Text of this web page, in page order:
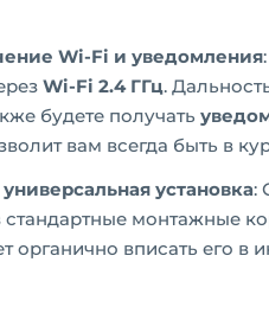
Wi-Fi и уведомления
Wi-Fi 2.4 ГГц.
будете получать
вам всегда быть в
установка:
стандартные монтажные
органично вписать его